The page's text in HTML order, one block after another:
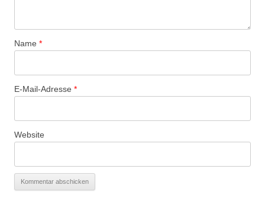
Name *
E-Mail-Adresse *
Website